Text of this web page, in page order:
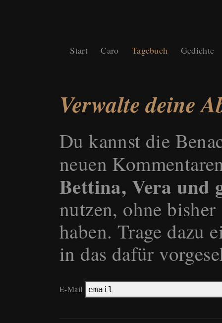
Start Caro Tagebuch Gedichte
Verwalte deine
Du kannst die
neuen
Bettina, Vera und
nutzen, ohne bisher
haben. Trage dazu
in das dafür
E-Mail